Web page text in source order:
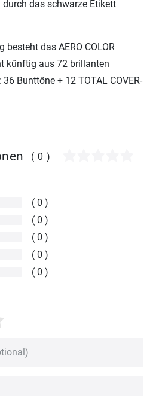
das schwarze Etikett
besteht das AERO COLOR
künftig aus 72 brillanten
Bunttöne + 12 TOTAL COVER-
(0)
0
0
0
0
0